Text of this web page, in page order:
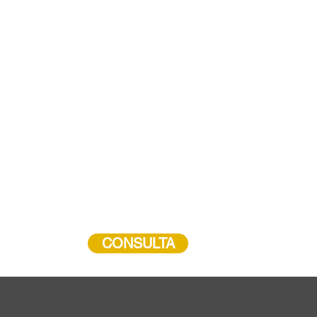
CONSULTA